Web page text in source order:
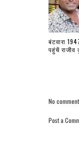
बंटवारा
पहुंचें राजीव
No
Post a